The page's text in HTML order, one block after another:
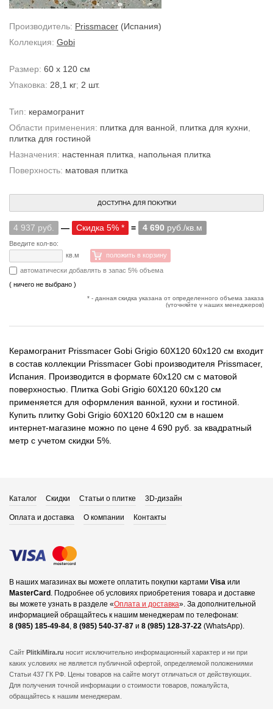
Производитель: Prissmacer (Испания)
Коллекция: Gobi
Размер: 60 x 120 см
Упаковка: 28,1 кг; 2 шт.
Тип: керамогранит
Области применения: плитка для ванной плитка для кухни
плитка для гостиной
Назначения: настенная плитка
напольная плитка
Поверхность: матовая плитка
ДОСТУПНА ДЛЯ ПОКУПКИ
4 937 руб. — Скидка 5% * = 4 690 руб./кв.м
Введите кол-во:
кв.м
положить в корзину
автоматически добавлять в запас 5% объема
( ничего не выбрано )
* - данная скидка указана от определенного объема заказа
(уточняйте у наших менеджеров)
Керамогранит Prissmacer Gobi Grigio 60X120 60x120 см входит
в состав коллекции Prissmacer Gobi производителя Prissmacer,
Испания. Производится в формате 60x120 см с матовой
поверхностью. Плитка Gobi Grigio 60X120 60x120 см
применяется для оформления ванной, кухни и гостиной.
Купить плитку Gobi Grigio 60X120 60x120 см в нашем
интернет-магазине можно по цене 4 690 руб. за квадратный
метр с учетом скидки 5%.
Каталог Скидки Статьи о плитке 3D-дизайн
Оплата и доставка О компании Контакты
В наших магазинах вы можете оплатить покупки картами Visa или
MasterCard . Подробнее об условиях приобретения товара и доставке
вы можете узнать в разделе «Оплата и доставка». За дополнительной
информацией обращайтесь к нашим менеджерам по телефонам:
8 (985) 185-49-84, 8 (985) 540-37-87 и 8 (985) 128-37-22 (WhatsApp).
Сайт PlitkiMira.ru носит исключительно информационный характер и ни при
каких условиях не является публичной офертой, определяемой положениями
Статьи 437 ГК РФ. Цены товаров на сайте могут отличаться от действующих.
Для получения точной информации о стоимости товаров, пожалуйста,
обращайтесь к нашим менеджерам.